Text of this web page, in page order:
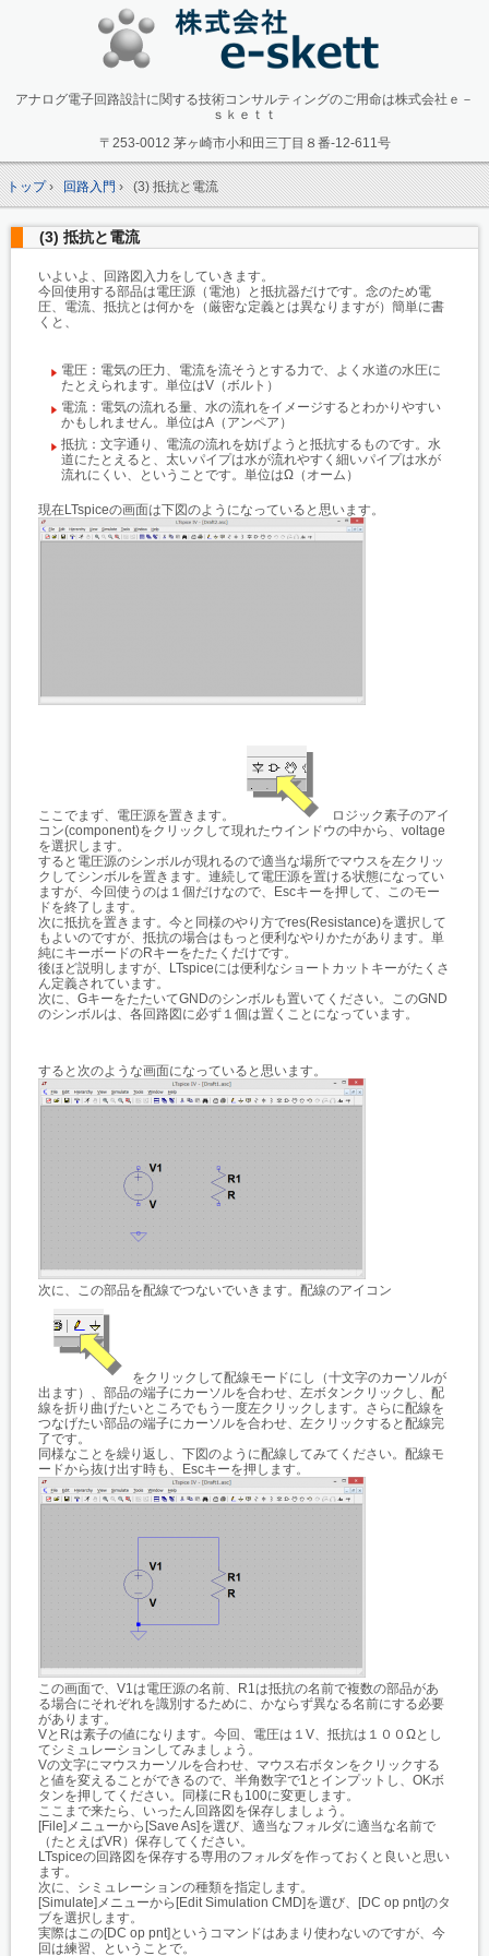
アナログ電子回路設計に関する技術コンサルティングのご用命は株式会社ｅ－
ｓｋｅｔｔ
〒253-0012 茅ヶ崎市小和田三丁目８番-12-611号
トップ› 回路入門› (3) 抵抗と電流
(3) 抵抗と電流
いよいよ、回路図入力をしていきます。
今回使用する部品は電圧源（電池）と抵抗器だけです。念のため電
圧、電流、抵抗とは何かを（厳密な定義とは異なりますが）簡単に書
くと、
電圧：電気の圧力、電流を流そうとする力で、よく水道の水圧に
たとえられます。単位はV（ボルト）
電流：電気の流れる量、水の流れをイメージするとわかりやすい
かもしれません。単位はA（アンペア）
抵抗：文字通り、電流の流れを妨げようと抵抗するものです。水
道にたとえると、太いパイプは水が流れやすく細いパイプは水が
流れにくい、ということです。単位はΩ（オーム）
現在LTspiceの画面は下図のようになっていると思います。
ここでまず、電圧源を置きます。
ロジック素子のアイ
コン(component)をクリックして現れたウインドウの中から、voltage
を選択します。
すると電圧源のシンボルが現れるので適当な場所でマウスを左クリッ
クしてシンボルを置きます。連続して電圧源を置ける状態になってい
ますが、今回使うのは１個だけなので、Escキーを押して、このモー
ドを終了します。
次に抵抗を置きます。今と同様のやり方でres(Resistance)を選択して
もよいのですが、抵抗の場合はもっと便利なやりかたがあります。単
純にキーボードのRキーをたたくだけです。
後ほど説明しますが、LTspiceには便利なショートカットキーがたくさ
ん定義されています。
次に、GキーをたたいてGNDのシンボルも置いてください。このGND
のシンボルは、各回路図に必ず１個は置くことになっています。
すると次のような画面になっていると思います。
次に、この部品を配線でつないでいきます。配線のアイコン
をクリックして配線モードにし（十文字のカーソルが
出ます）、部品の端子にカーソルを合わせ、左ボタンクリックし、配
線を折り曲げたいところでもう一度左クリックします。さらに配線を
つなげたい部品の端子にカーソルを合わせ、左クリックすると配線完
了です。
同様なことを繰り返し、下図のように配線してみてください。配線モ
ードから抜け出す時も、Escキーを押します。
この画面で、V1は電圧源の名前、R1は抵抗の名前で複数の部品があ
る場合にそれぞれを識別するために、かならず異なる名前にする必要
があります。
VとRは素子の値になります。今回、電圧は１V、抵抗は１００Ωとし
てシミュレーションしてみましょう。
Vの文字にマウスカーソルを合わせ、マウス右ボタンをクリックする
と値を変えることができるので、半角数字で1とインプットし、OKボ
タンを押してください。同様にRも100に変更します。
ここまで来たら、いったん回路図を保存しましょう。
[File]メニューから[Save As]を選び、適当なフォルダに適当な名前で
（たとえばVR）保存してください。
LTspiceの回路図を保存する専用のフォルダを作っておくと良いと思い
ます。
次に、シミュレーションの種類を指定します。
[Simulate]メニューから[Edit Simulation CMD]を選び、[DC op pnt]のタ
ブを選択します。
実際はこの[DC op pnt]というコマンドはあまり使わないのですが、今
回は練習、ということで。